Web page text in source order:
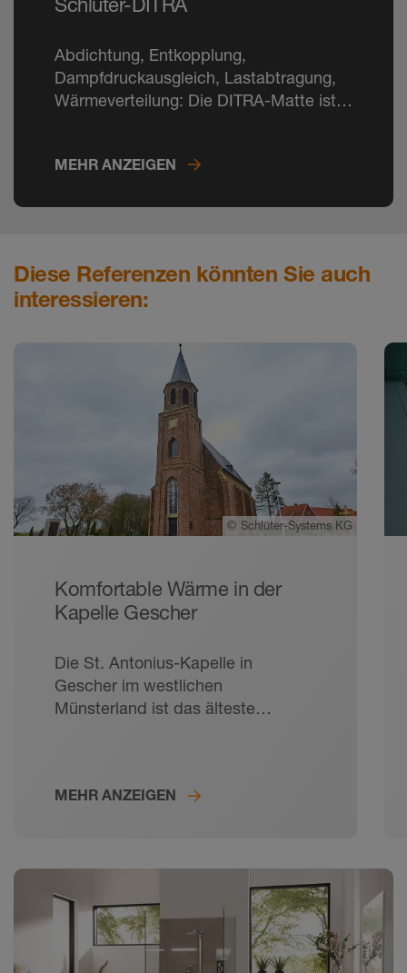
Schlüter-DITRA
Abdichtung, Entkopplung,
Dampfdruckausgleich, Lastabtragung,
Wärmeverteilung: Die DITRA-Matte ist
MEHR ANZEIGEN
Diese Referenzen könnten Sie auch
interessieren:
© Schlüter-Systems KG
Komfortable Wärme in der
Kapelle Gescher
Die St. Antonius-Kapelle in
Gescher im westlichen
Münsterland ist das älteste
Fußbodenheizung sorgt jetzt für ein
MEHR ANZEIGEN